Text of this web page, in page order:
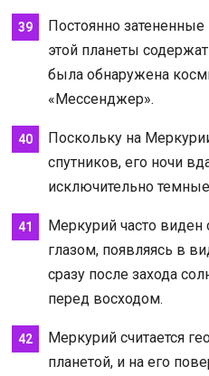
Постоянно
этой планеты
была обнаружена
«Мессенджер».
Поскольку на
спутников, его ночи
исключительно
Меркурий часто
глазом, появляясь в
сразу после захода
перед восходом.
Меркурий считается
планетой, и на его